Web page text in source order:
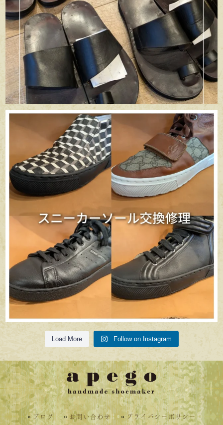
apego_handmade_shoemaker
6月 29
Load More Follow on Instagram
ブログ お問い合わせ プライバシーポリシー